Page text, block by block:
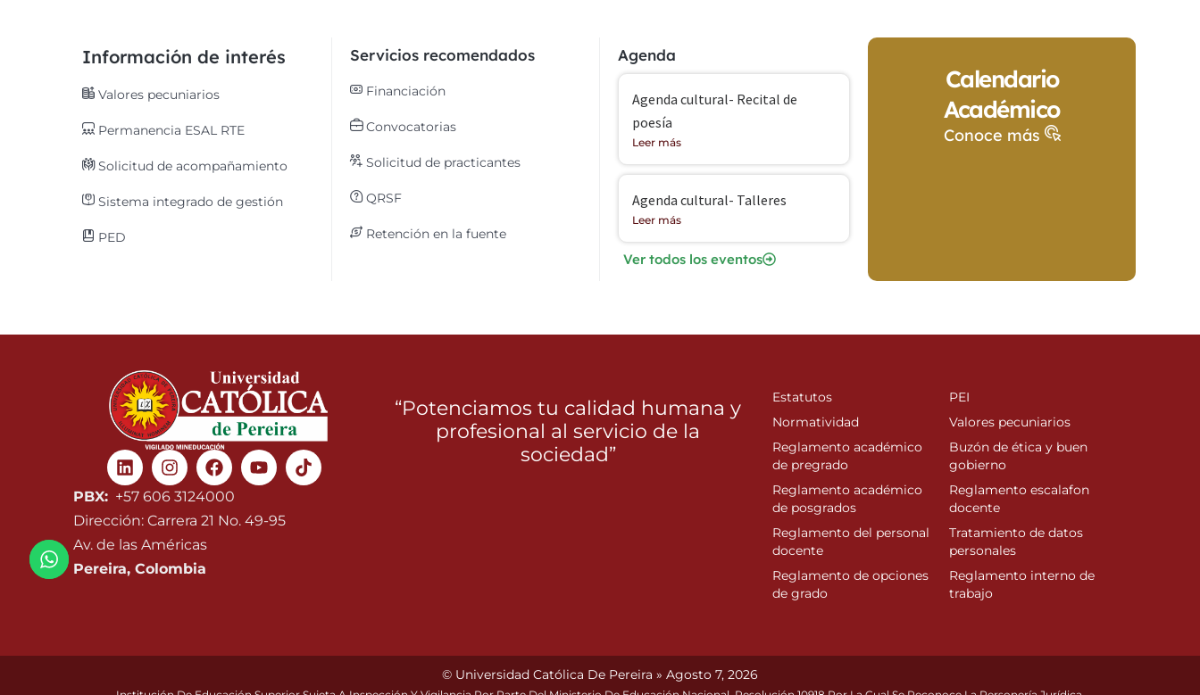
Información de interés
Valores pecuniarios
Permanencia ESAL RTE
Solicitud de acompañamiento
Sistema integrado de gestión
PED
Servicios recomendados
Financiación
Convocatorias
Solicitud de practicantes
QRSF
Retención en la fuente
Agenda
Agenda cultural- Recital de
poesía
Leer más
Agenda cultural- Talleres
Leer más
Ver todos los eventos
Calendario
Académico
Conoce más
LinkedinInstagram
Facebook
Youtube
PBX: +57 606 3124000
Dirección: Carrera 21 No. 49-95
Av. de las Américas
Pereira, Colombia
“Potenciamos tu calidad humana y
profesional al servicio de la
sociedad”
Estatutos
Normatividad
Reglamento académico
de pregrado
Reglamento académico
de posgrados
Reglamento del personal
docente
Reglamento de opciones
de grado
PEI
Valores pecuniarios
Buzón de ética y buen
gobierno
Reglamento escalafon
docente
Tratamiento de datos
personales
Reglamento interno de
trabajo
© Universidad Católica De Pereira » Agosto 7, 2026